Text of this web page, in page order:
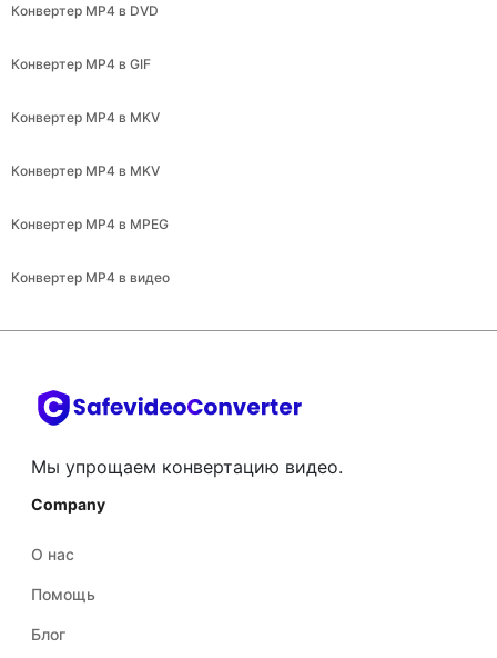
Конвертер MP4 в DVD
Конвертер MP4 в GIF
Конвертер MP4 в MKV
Конвертер MP4 в MKV
Конвертер MP4 в MPEG
Конвертер MP4 в видео
Мы упрощаем конвертацию видео.
Company
О нас
Помощь
Блог